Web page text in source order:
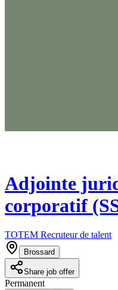
Adjointe
corporatif
TOTEM Recruteur de talent
Brossard
Share job offer
Permanent